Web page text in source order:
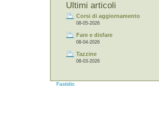
Ultimi articoli
Corsi di aggiornamento
08-05-2026
Fare e disfare
08-04-2026
Tazzine
08-03-2026
Fastidio